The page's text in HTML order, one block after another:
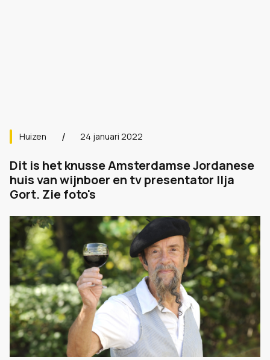
Huizen 24 januari 2022
Dit is het knusse Amsterdamse Jordanese
huis van wijnboer en tv presentator Ilja
Gort. Zie foto's